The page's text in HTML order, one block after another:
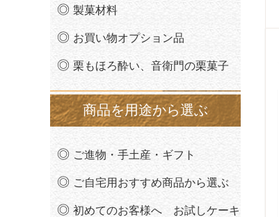
製菓材料
お買い物オプション品
栗もほろ酔い、音衛門の栗菓子
商品を用途から選ぶ
ご進物・手土産・ギフト
ご自宅用おすすめ商品から選ぶ
初めてのお客様へ お試しケーキ